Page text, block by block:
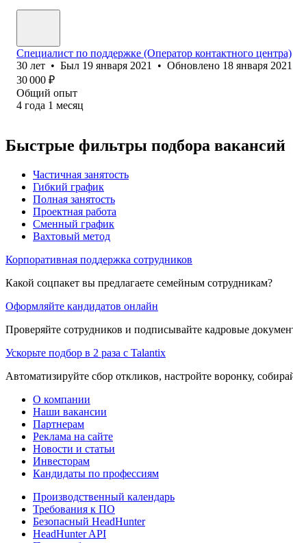
Специалист по поддержке (Оператор контактного центра)
30 лет • Был 19 января 2021 • Обновлено 18 января 2021
30 000 ₽
Общий опыт
4 года 1 месяц
Быстрые фильтры подбора вакансий
Частичная занятость
Гибкий график
Полная занятость
Проектная работа
Сменный график
Вахтовый метод
Корпоративная поддержка сотрудников
Какой соцпакет вы предлагаете семейным сотрудникам?
Оформляйте кандидатов онлайн
Проверяйте сотрудников и подписывайте кадровые
Ускорьте подбор в 2 раза с Talantix
Автоматизируйте сбор откликов, настройте воронку,
О компании
Наши вакансии
Партнерам
Реклама на сайте
Новости и статьи
Инвесторам
Кандидаты по профессиям
Производственный календарь
Требования к ПО
Безопасный HeadHunter
HeadHunter API